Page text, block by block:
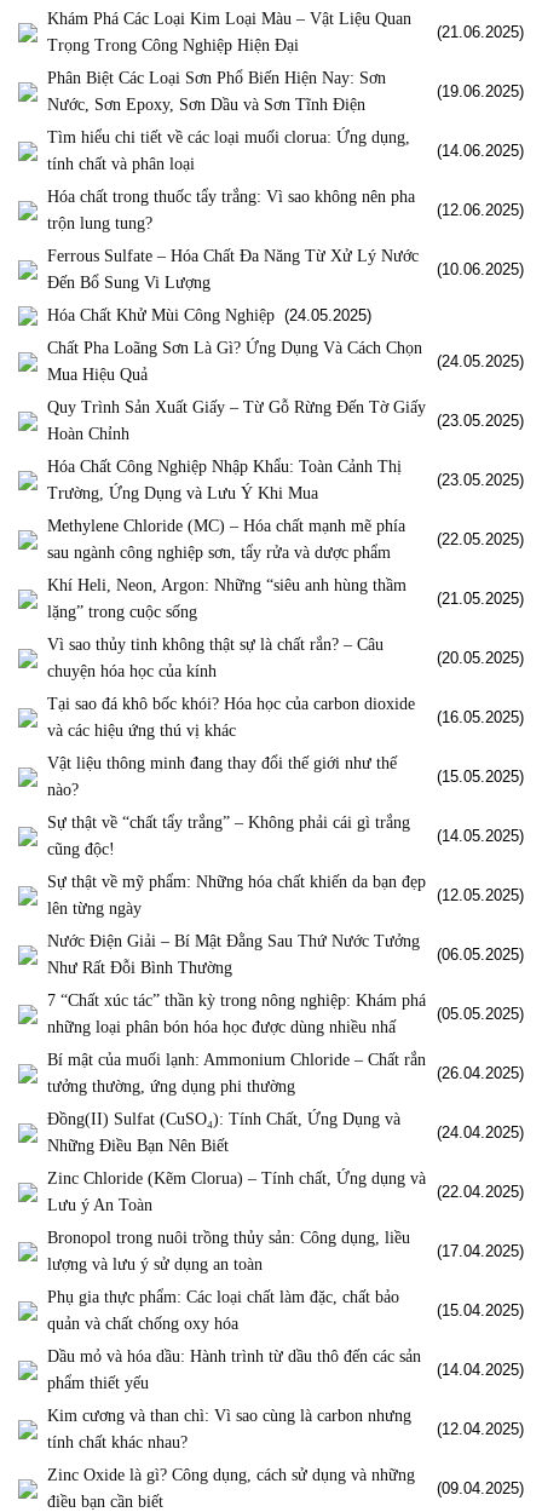
Khám Phá Các Loại Kim Loại Màu – Vật Liệu Quan
Trọng Trong Công Nghiệp Hiện Đại
(21.06.2025)
Phân Biệt Các Loại Sơn Phổ Biến Hiện Nay: Sơn
Nước, Sơn Epoxy, Sơn Dầu và Sơn Tĩnh Điện
(19.06.2025)
Tìm hiểu chi tiết về các loại muối clorua: Ứng dụng,
tính chất và phân loại
(14.06.2025)
Hóa chất trong thuốc tẩy trắng: Vì sao không nên pha
trộn lung tung?
(12.06.2025)
Ferrous Sulfate – Hóa Chất Đa Năng Từ Xử Lý Nước
Đến Bổ Sung Vi Lượng
(10.06.2025)
Hóa Chất Khử Mùi Công Nghiệp (24.05.2025)
Chất Pha Loãng Sơn Là Gì? Ứng Dụng Và Cách Chọn
Mua Hiệu Quả
(24.05.2025)
Quy Trình Sản Xuất Giấy – Từ Gỗ Rừng Đến Tờ Giấy
Hoàn Chỉnh
(23.05.2025)
Hóa Chất Công Nghiệp Nhập Khẩu: Toàn Cảnh Thị
Trường, Ứng Dụng và Lưu Ý Khi Mua
(23.05.2025)
Methylene Chloride (MC) – Hóa chất mạnh mẽ phía
sau ngành công nghiệp sơn, tẩy rửa và dược phẩm
(22.05.2025)
Khí Heli, Neon, Argon: Những “siêu anh hùng thầm
lặng” trong cuộc sống
(21.05.2025)
Vì sao thủy tinh không thật sự là chất rắn? – Câu
chuyện hóa học của kính
(20.05.2025)
Tại sao đá khô bốc khói? Hóa học của carbon dioxide
và các hiệu ứng thú vị khác
(16.05.2025)
Vật liệu thông minh đang thay đổi thế giới như thế
nào?
(15.05.2025)
Sự thật về “chất tẩy trắng” – Không phải cái gì trắng
cũng độc!
(14.05.2025)
Sự thật về mỹ phẩm: Những hóa chất khiến da bạn đẹp
lên từng ngày
(12.05.2025)
Nước Điện Giải – Bí Mật Đằng Sau Thứ Nước Tưởng
Như Rất Đỗi Bình Thường
(06.05.2025)
7 “Chất xúc tác” thần kỳ trong nông nghiệp: Khám phá
những loại phân bón hóa học được dùng nhiều nhấ
(05.05.2025)
Bí mật của muối lạnh: Ammonium Chloride – Chất rắn
tưởng thường, ứng dụng phi thường
(26.04.2025)
Đồng(II) Sulfat (CuSO₄): Tính Chất, Ứng Dụng và
Những Điều Bạn Nên Biết
(24.04.2025)
Zinc Chloride (Kẽm Clorua) – Tính chất, Ứng dụng và
Lưu ý An Toàn
(22.04.2025)
Bronopol trong nuôi trồng thủy sản: Công dụng, liều
lượng và lưu ý sử dụng an toàn
(17.04.2025)
Phụ gia thực phẩm: Các loại chất làm đặc, chất bảo
quản và chất chống oxy hóa
(15.04.2025)
Dầu mỏ và hóa dầu: Hành trình từ dầu thô đến các sản
phẩm thiết yếu
(14.04.2025)
Kim cương và than chì: Vì sao cùng là carbon nhưng
tính chất khác nhau?
(12.04.2025)
Zinc Oxide là gì? Công dụng, cách sử dụng và những
điều bạn cần biết
(09.04.2025)